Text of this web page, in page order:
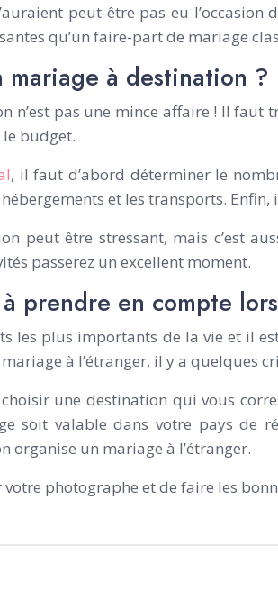
peut-être pas eu l’occasion
qu’un faire-part de mariage
mariage à destination ?
n’est pas une mince affaire ! Il faut
budget.
, il faut d’abord déterminer le
et les transports.
peut être stressant, mais c’est
passerez un excellent moment.
prendre en compte
les plus importants de la vie et il
à l’étranger, il y a quelques
une destination qui vous
soit valable dans votre pays de
organise un mariage à l’étranger.
photographe et de faire les